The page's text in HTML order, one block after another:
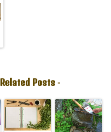
Related Posts-